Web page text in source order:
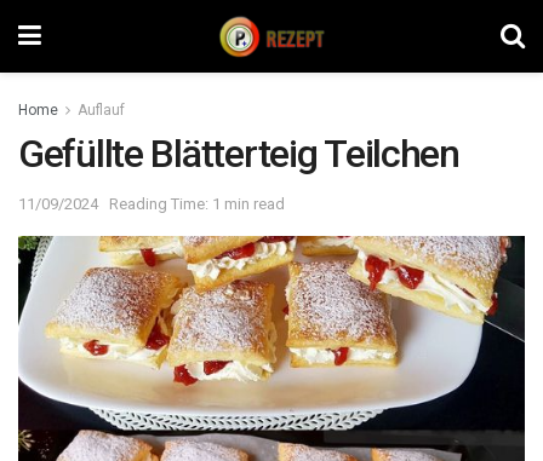
Home Auflauf
Gefüllte Blätterteig Teilchen
11/09/2024 Reading Time: 1 min read